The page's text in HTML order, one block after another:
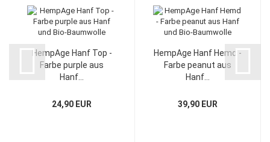
HempAge Hanf Top -
Farbe purple aus
Hanf...
24,90 EUR
HempAge Hanf Hemd -
Farbe peanut aus
Hanf...
39,90 EUR